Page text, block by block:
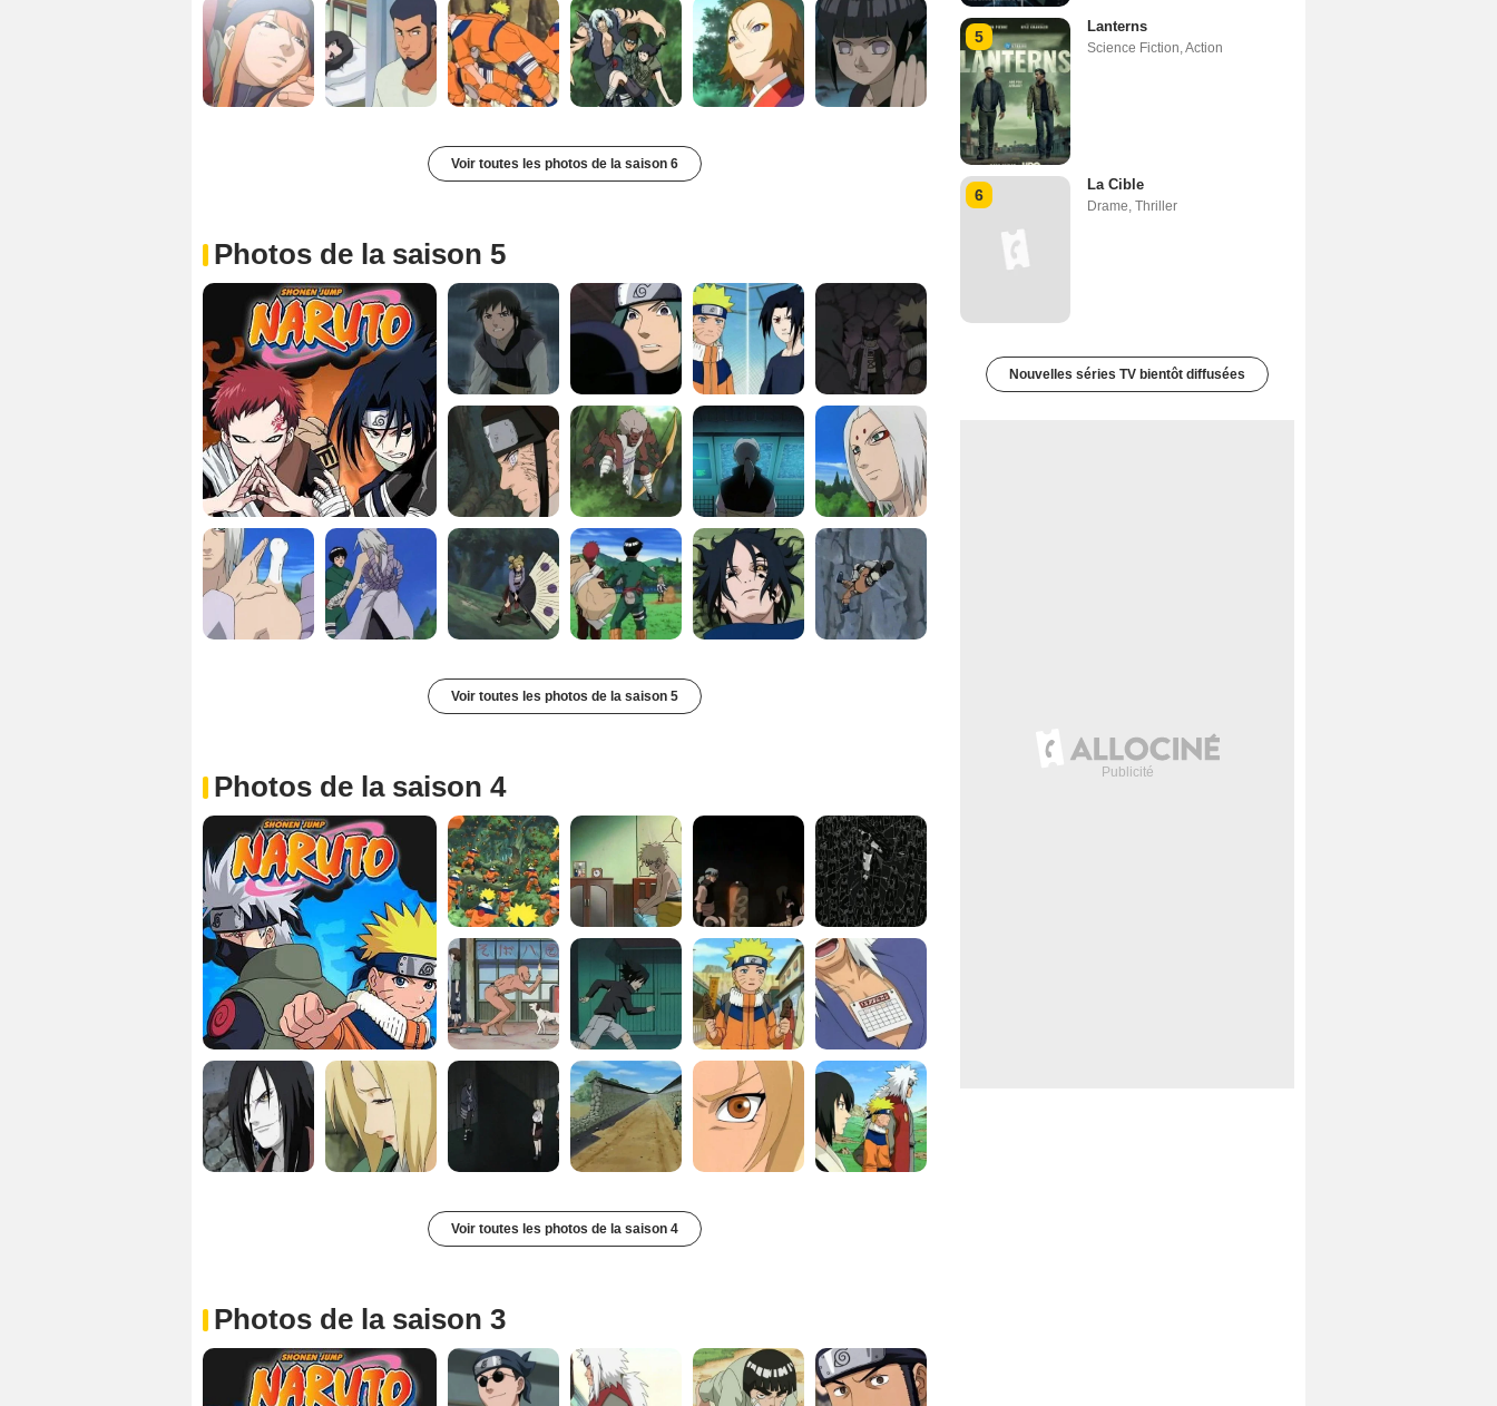
Voir toutes les photos de la saison 6
Photos de la saison 5
Voir toutes les photos de la saison 5
Photos de la saison 4
Voir toutes les photos de la saison 4
Photos de la saison 3
5
Lanterns
Science Fiction,Action
6
La Cible
Drame, Thriller
Nouvelles séries TV bientôt diffusées